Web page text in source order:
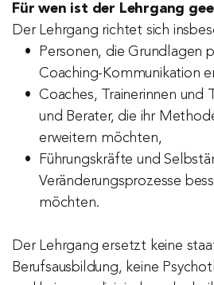
Für wen ist der Lehrgang
Der Lehrgang richtet sich
Personen, die Grundlagen
Coaching-Kommunikation
Coaches, Trainerinnen und
und Berater, die ihr
erweitern möchten,
Führungskräfte und
Veränderungsprozesse
möchten.
Der Lehrgang ersetzt keine
Berufsausbildung, keine